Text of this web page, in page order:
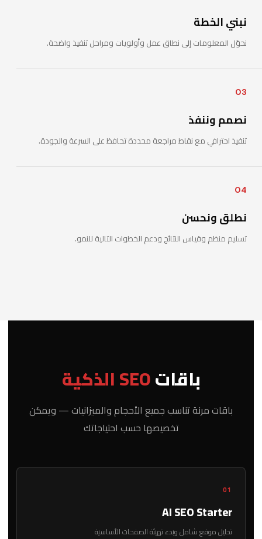
نبني الخطة
نحوّل المعلومات إلى نطاق عمل وأولويات ومراحل تنفيذ واضحة.
03
نصمم وننفذ
تنفيذ احترافي مع نقاط مراجعة محددة تحافظ على السرعة والجودة.
04
نطلق ونحسن
تسليم منظم وقياس النتائج ودعم الخطوات التالية للنمو.
باقاتSEO الذكية
باقات مرنة تناسب جميع الأحجام والميزانيات — ويمكن
تخصيصها حسب احتياجاتك
01
AI SEO Starter
تحليل موقع شامل وبدء تهيئة الصفحات الأساسية